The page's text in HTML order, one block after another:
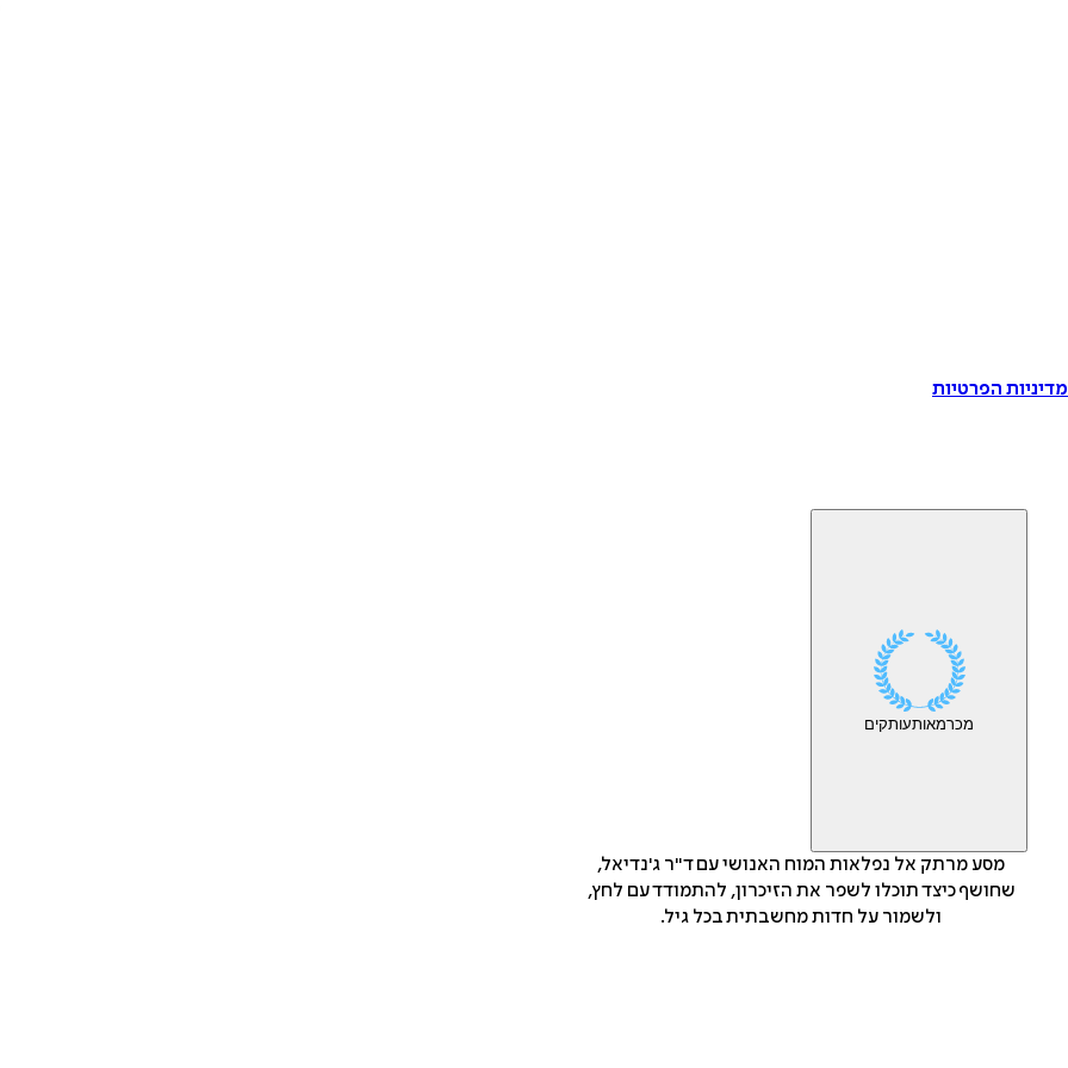
הפרטיות
מכרמאותעותקים
מסע מרתק אל נפלאות המוח האנושי עם ד"ר ג'נדיאל,
שחושף כיצד תוכלו לשפר את הזיכרון, להתמודד עם לחץ,
ולשמור על חדות מחשבתית בכל גיל.